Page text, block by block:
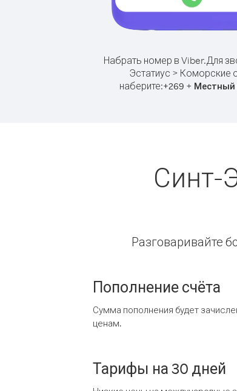
Набрать номер в Viber.Для
Эстатиус > Коморские
наберите:+269 + Местный
Синт-
Разговаривайте
Пополнение счёта
Сумма пополнения будет
ценам.
Тарифы на 30 дней